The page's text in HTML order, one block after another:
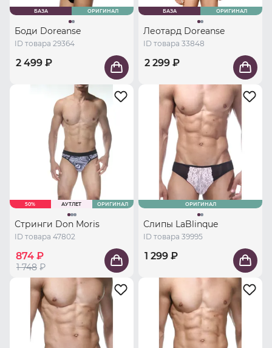
БАЗА ОРИГИНАЛ
Боди Doreanse
ID товара 29364
2 499 ₽
БАЗА ОРИГИНАЛ
Леотард Doreanse
ID товара 33848
2 299 ₽
50% АУТЛЕТ ОРИГИНАЛ
Стринги Don Moris
ID товара 47802
874 ₽
1 748 ₽
ОРИГИНАЛ
Слипы LaBlinque
ID товара 39995
1 299 ₽